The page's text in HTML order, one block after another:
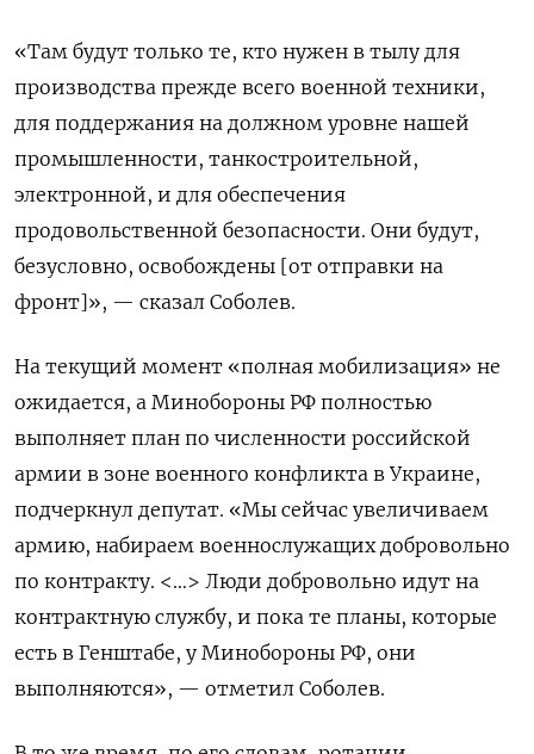
«Там будут только те, кто нужен в тылу для
производства прежде всего военной техники,
для поддержания на должном уровне нашей
промышленности, танкостроительной,
электронной, и для обеспечения
продовольственной безопасности. Они будут,
безусловно, освобождены [от отправки на
фронт]», — сказал Соболев.
На текущий момент «полная мобилизация» не
ожидается, а Минобороны РФ полностью
выполняет план по численности российской
армии в зоне военного конфликта в Украине,
подчеркнул депутат. «Мы сейчас увеличиваем
армию, набираем военнослужащих добровольно
по контракту. <…> Люди добровольно идут на
контрактную службу, и пока те планы, которые
есть в Генштабе, у Минобороны РФ, они
выполняются», — отметил Соболев.